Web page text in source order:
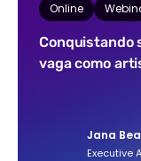
Online
Conquistando
vaga como
Jana
Executive